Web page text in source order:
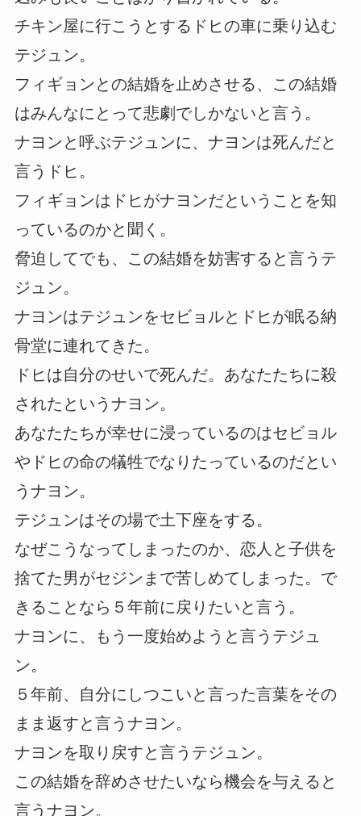
チキン屋に行こうとするドヒの車に乗り込む
テジュン。
フィギョンとの結婚を止めさせる、この結婚
はみんなにとって悲劇でしかないと言う。
ナヨンと呼ぶテジュンに、ナヨンは死んだと
言うドヒ。
フィギョンはドヒがナヨンだということを知
っているのかと聞く。
脅迫してでも、この結婚を妨害すると言うテ
ジュン。
ナヨンはテジュンをセビョルとドヒが眠る納
骨堂に連れてきた。
ドヒは自分のせいで死んだ。あなたたちに殺
されたというナヨン。
あなたたちが幸せに浸っているのはセビョル
やドヒの命の犠牲でなりたっているのだとい
うナヨン。
テジュンはその場で土下座をする。
なぜこうなってしまったのか、恋人と子供を
捨てた男がセジンまで苦しめてしまった。で
きることなら５年前に戻りたいと言う。
ナヨンに、もう一度始めようと言うテジュ
ン。
５年前、自分にしつこいと言った言葉をその
まま返すと言うナヨン。
ナヨンを取り戻すと言うテジュン。
この結婚を辞めさせたいなら機会を与えると
言うナヨン。